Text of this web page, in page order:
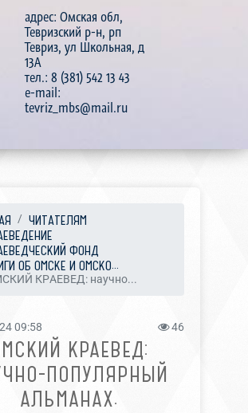
адрес: Омская обл,
Тевризский р-н, рп
Тевриз, ул Школьная, д
13А
тел.: 8 (381) 542 13 43
e-mail:
tevriz_mbs@mail.ru
ЧИТАТЕЛЯМ
ФОНД
ОБ ОМСКЕ И ОМСКО...
КРАЕВЕД: научно...
09:58 46
КРАЕВЕД:
ПОПУЛЯРНЫЙ
АЛЬМАНАХ.